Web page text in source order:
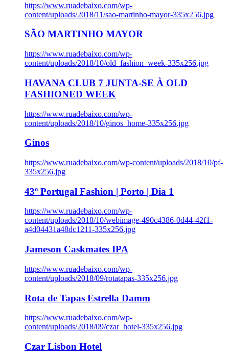
https://www.ruadebaixo.com/wp-
content/uploads/2018/11/sao-martinho-mayor-335x256.jpg
SÃO MARTINHO MAYOR
https://www.ruadebaixo.com/wp-
content/uploads/2018/10/old_fashion_week-335x256.jpg
HAVANA CLUB 7 JUNTA-SE À OLD
FASHIONED WEEK
https://www.ruadebaixo.com/wp-
content/uploads/2018/10/ginos_home-335x256.jpg
Ginos
https://www.ruadebaixo.com/wp-content/uploads/2018/10/pf-
335x256.jpg
43º Portugal Fashion | Porto | Dia 1
https://www.ruadebaixo.com/wp-
content/uploads/2018/10/webimage-490c4386-0d44-42f1-
a4d04431a48dc1211-335x256.jpg
Jameson Caskmates IPA
https://www.ruadebaixo.com/wp-
content/uploads/2018/09/rotatapas-335x256.jpg
Rota de Tapas Estrella Damm
https://www.ruadebaixo.com/wp-
content/uploads/2018/09/czar_hotel-335x256.jpg
Czar Lisbon Hotel